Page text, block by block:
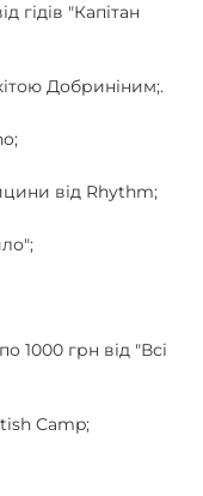
гідів "Капітан
Добриніним;.
від Rhythm;
1000 грн від "Всі
Camp;